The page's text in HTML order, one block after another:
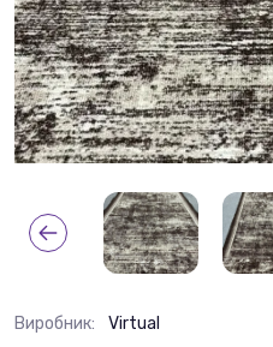
Виробник: Virtual